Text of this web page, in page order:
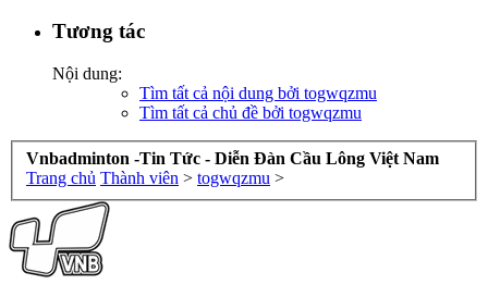
Tương tác
Nội dung:
Tìm tất cả nội dung bởi togwqzmu
Tìm tất cả chủ đề bởi togwqzmu
Vnbadminton -Tin Tức - Diễn Đàn Cầu Lông Việt Nam
Trang chủ Thành viên > togwqzmu >